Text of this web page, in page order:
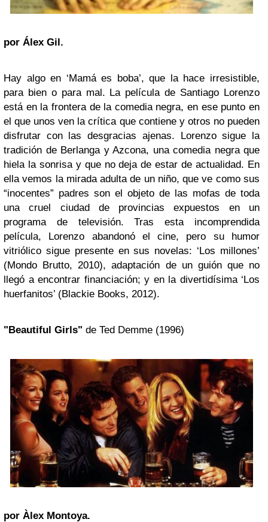
por Álex Gil.
Hay algo en ‘Mamá es boba’, que la hace irresistible,
para bien o para mal. La película de Santiago Lorenzo
está en la frontera de la comedia negra, en ese punto en
el que unos ven la crítica que contiene y otros no pueden
disfrutar con las desgracias ajenas. Lorenzo sigue la
tradición de Berlanga y Azcona, una comedia negra que
hiela la sonrisa y que no deja de estar de actualidad. En
ella vemos la mirada adulta de un niño, que ve como sus
“inocentes” padres son el objeto de las mofas de toda
una cruel ciudad de provincias expuestos en un
programa de televisión. Tras esta incomprendida
película, Lorenzo abandonó el cine, pero su humor
vitriólico sigue presente en sus novelas: ‘Los millones’
(Mondo Brutto, 2010), adaptación de un guión que no
llegó a encontrar financiación; y en la divertidísima ‘Los
huerfanitos’ (Blackie Books, 2012).
"Beautiful Girls" de Ted Demme (1996)
por Àlex Montoya.